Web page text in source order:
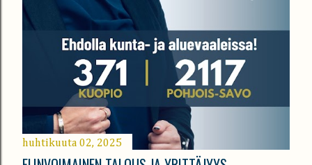
huhtikuuta 02, 2025